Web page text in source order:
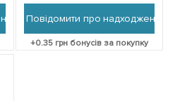
Повідомити про надходження
+0.35 грн бонусів за покупку